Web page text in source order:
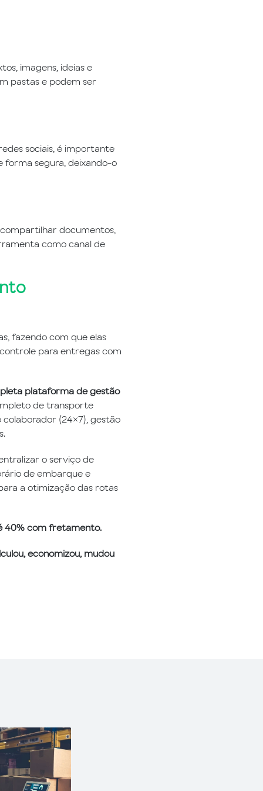
imagens, ideias e
pastas e podem ser
sociais, é importante
forma segura, deixando-o
documentos,
como canal de
fazendo com que elas
para entregas com
plataforma de gestão
de transporte
(24×7), gestão
o serviço de
de embarque e
a otimização das rotas
40% com fretamento.
economizou, mudou